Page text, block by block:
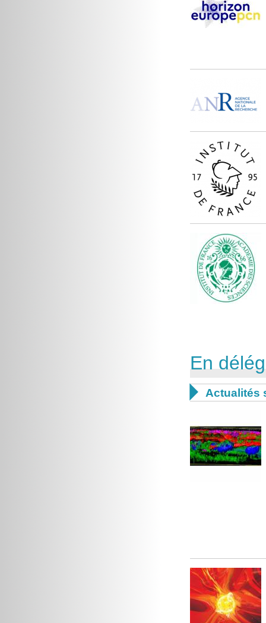
En
 Actualités